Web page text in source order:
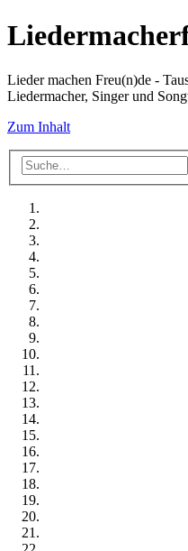
Lieder machen Freu(n)de -
Liedermacher, Singer und
Zum Inhalt